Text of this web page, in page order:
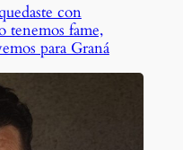
con
tenemos fame,
para Graná